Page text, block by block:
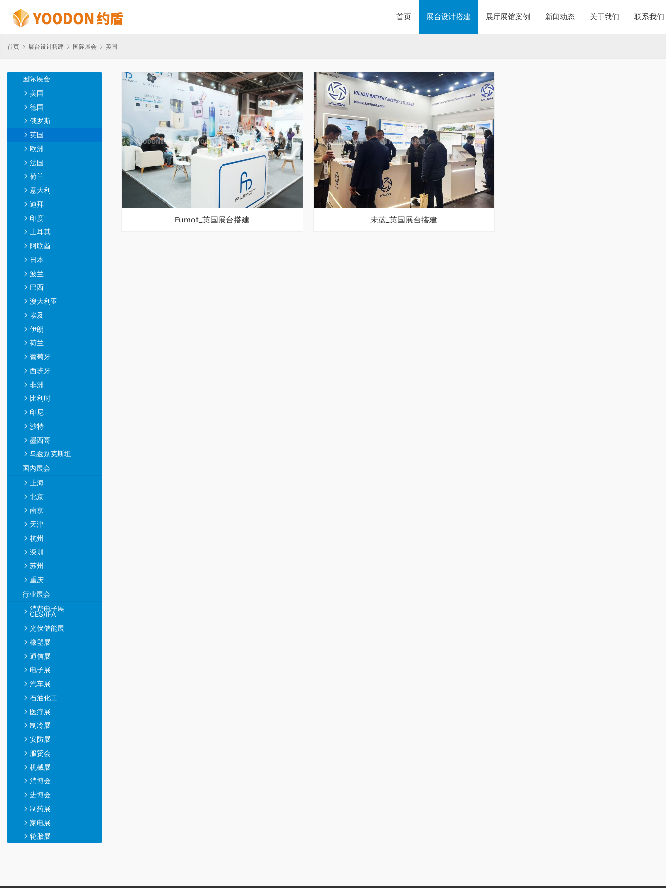
首页 展台设计搭建 展厅展馆案例 新闻动态 关于我们 联系我们
首页 展台设计搭建 国际展会 英国
国际展会
美国
德国
俄罗斯
英国
欧洲
法国
荷兰
意大利
迪拜
印度
土耳其
阿联酋
日本
波兰
巴西
澳大利亚
埃及
伊朗
荷兰
葡萄牙
西班牙
非洲
比利时
印尼
沙特
墨西哥
乌兹别克斯坦
国内展会
上海
北京
南京
天津
杭州
深圳
苏州
重庆
行业展会
消费电子展
CES/IFA
光伏储能展
橡塑展
通信展
电子展
汽车展
石油化工
医疗展
制冷展
安防展
服贸会
机械展
消博会
进博会
制药展
家电展
轮胎展
Fumot_英国展台搭建 未蓝_英国展台搭建